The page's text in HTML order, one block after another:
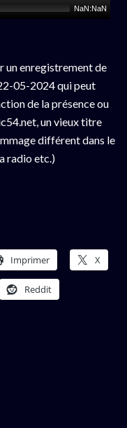
NaN:NaN
un enregistrement de
05-2024 qui peut
de la présence ou
un vieux titre
différent dans le
radio etc.)
Imprimer X
Reddit